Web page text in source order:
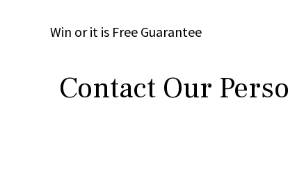
Win or it is Free Guarantee
Contact Our